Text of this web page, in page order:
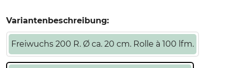
Variantenbeschreibung:
Freiwuchs 200 R. Ø ca. 20 cm. Rolle à 100 lfm.